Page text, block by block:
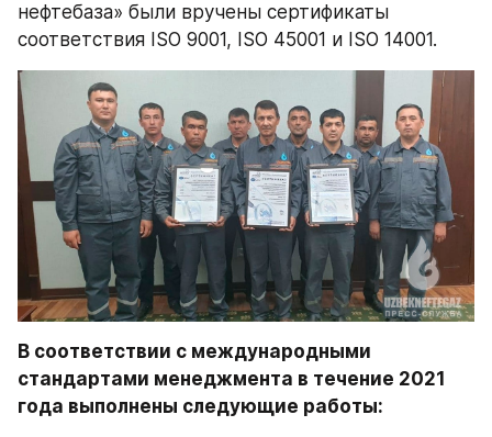
нефтебаза» были вручены сертификаты
соответствия ISO 9001, ISO 45001 и ISO 14001.
В соответствии с международными
стандартами менеджмента в течение 2021
года выполнены следующие работы: